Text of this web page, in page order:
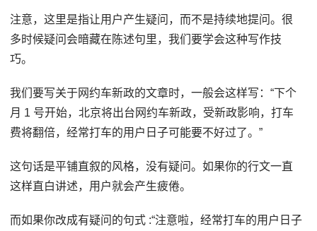
注意，这里是指让用户产生疑问，而不是持续地提问。很
多时候疑问会暗藏在陈述句里，我们要学会这种写作技
巧。
我们要写关于网约车新政的文章时，一般会这样写：“下个
月 1 号开始，北京将出台网约车新政，受新政影响，打车
费将翻倍，经常打车的用户日子可能要不好过了。”
这句话是平铺直叙的风格，没有疑问。如果你的行文一直
这样直白讲述，用户就会产生疲倦。
而如果你改成有疑问的句式 :“注意啦，经常打车的用户日子